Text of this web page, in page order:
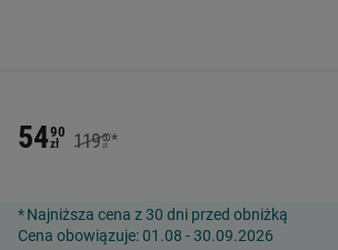
5490
zł 119 00
zł *
Najniższa cena z 30 dni przed obniżką
Cena obowiązuje: 01.08 - 30.09.2026